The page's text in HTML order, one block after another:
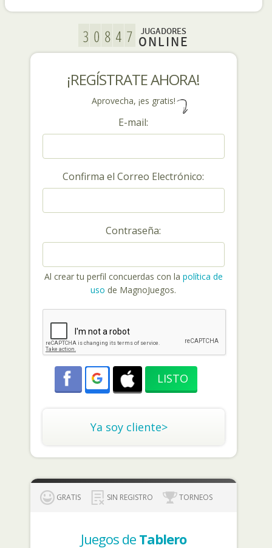
JUGADORES
ONLINE
¡REGÍSTRATE AHORA!
Aprovecha, ¡es gratis!
E-mail:
Confirma el Correo Electrónico:
Contraseña:
Al crear tu perfil concuerdas con la política de
uso de MagnoJuegos.
Ya soy cliente>
GRATIS SIN REGISTRO TORNEOS
Juegos de Tablero